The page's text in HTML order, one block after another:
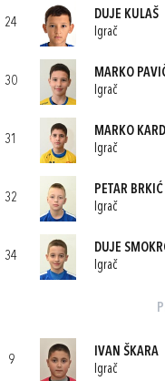
24
DUJE KULAŠ
Igrač
30
MARKO
Igrač
31
MARKO
Igrač
32
PETAR BRKIĆ
Igrač
34
DUJE
Igrač
9
IVAN ŠKARA
Igrač